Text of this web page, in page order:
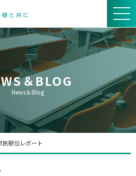
＆BLOG
News＆Blog
民駅伝レポート